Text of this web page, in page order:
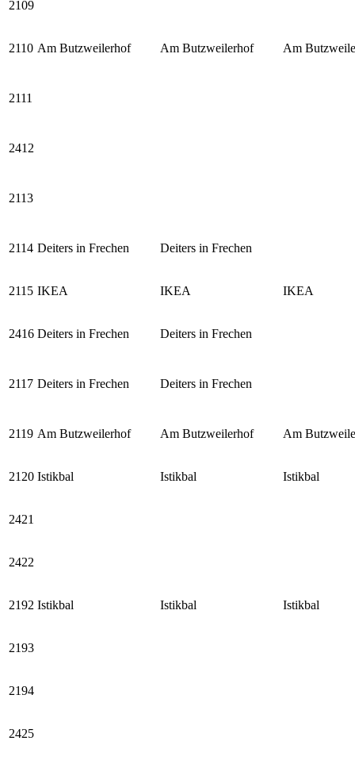
2109
2110 Am Butzweilerhof Am Butzweilerhof Am
2111
2412
2113
2114 Deiters in Frechen Deiters in Frechen
2115 IKEA IKEA IKEA
2416 Deiters in Frechen Deiters in Frechen
2117 Deiters in Frechen Deiters in Frechen
2119 Am Butzweilerhof Am Butzweilerhof Am
2120 Istikbal Istikbal Istikbal
2421
2422
2192 Istikbal Istikbal Istikbal
2193
2194
2425